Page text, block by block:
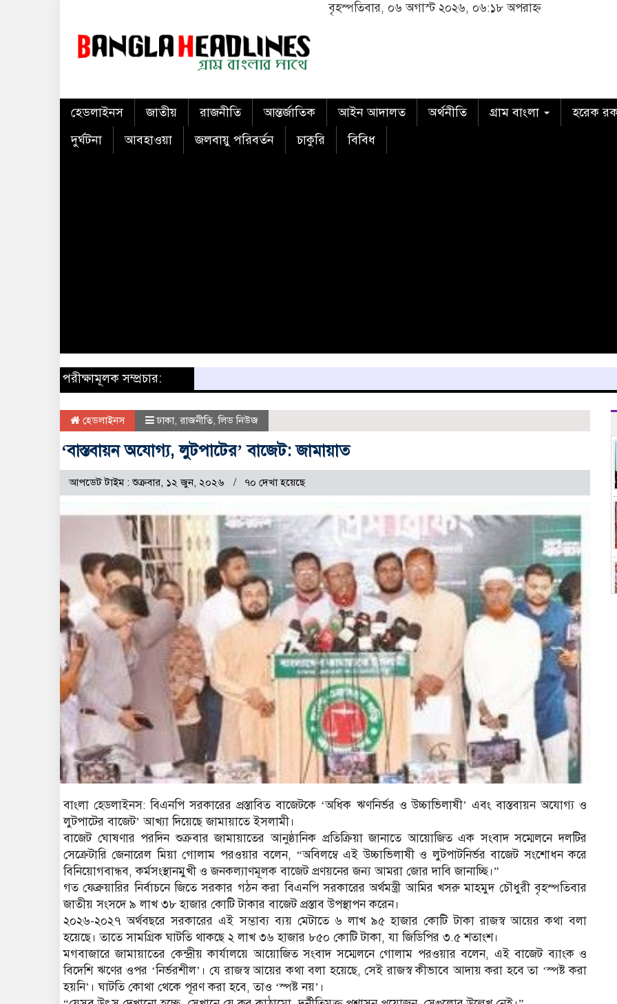
বৃহস্পতিবার, ০৬ অগাস্ট ২০২৬, ০৬:১৮ অপরাহ্ন
হেডলাইনস জাতীয় রাজনীতি আন্তর্জাতিক আইন আদালত অর্থনীতি গ্রাম বাংলা হরেক
দুর্ঘটনা
আবহাওয়া জলবায়ু পরিবর্তন চাকুরি বিবিধ
পরীক্ষামূলক সম্প্রচার:
হেডলাইনস ঢাকা, রাজনীতি,লিড নিউজ
‘বাস্তবায়ন অযোগ্য, লুটপাটের’ বাজেট: জামায়াত
আপডেট টাইম : শুক্রবার, ১২ জুন, ২০২৬ ৭০ দেখা হয়েছে
বাংলা হেডলাইনস: বিএনপি সরকারের প্রস্তাবিত বাজেটকে ‘অধিক ঋণনির্ভর ও উচ্চাভিলাষী’ এবং বাস্তবায়ন অযোগ্য ও
লুটপাটের বাজেট’ আখ্যা দিয়েছে জামায়াতে ইসলামী।
বাজেট ঘোষণার পরদিন শুক্রবার জামায়াতের আনুষ্ঠানিক প্রতিক্রিয়া জানাতে আয়োজিত এক সংবাদ সম্মেলনে দলটির
সেক্রেটারি জেনারেল মিয়া গোলাম পরওয়ার বলেন, “অবিলম্বে এই উচ্চাভিলাষী ও লুটপাটনির্ভর বাজেট সংশোধন করে
বিনিয়োগবান্ধব, কর্মসংস্থানমুখী ও জনকল্যাণমূলক বাজেট প্রণয়নের জন্য আমরা জোর দাবি জানাচ্ছি।”
গত ফেব্রুয়ারির নির্বাচনে জিতে সরকার গঠন করা বিএনপি সরকারের অর্থমন্ত্রী আমির খসরু মাহমুদ চৌধুরী বৃহস্পতিবার
জাতীয় সংসদে ৯ লাখ ৩৮ হাজার কোটি টাকার বাজেট প্রস্তাব উপস্থাপন করেন।
২০২৬-২০২৭ অর্থবছরে সরকারের এই সম্ভাব্য ব্যয় মেটাতে ৬ লাখ ৯৫ হাজার কোটি টাকা রাজস্ব আয়ের কথা বলা
হয়েছে। তাতে সামগ্রিক ঘাটতি থাকছে ২ লাখ ৩৬ হাজার ৮৫০ কোটি টাকা, যা জিডিপির ৩.৫ শতাংশ।
মগবাজারে জামায়াতের কেন্দ্রীয় কার্যালয়ে আয়োজিত সংবাদ সম্মেলনে গোলাম পরওয়ার বলেন, এই বাজেট ব্যাংক ও
বিদেশি ঋণের ওপর ‘নির্ভরশীল’। যে রাজস্ব আয়ের কথা বলা হয়েছে, সেই রাজস্ব কীভাবে আদায় করা হবে তা ‘স্পষ্ট করা
হয়নি’। ঘাটতি কোথা থেকে পূরণ করা হবে, তাও ‘স্পষ্ট নয়’।